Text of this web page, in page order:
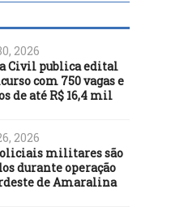
2026
Civil publica edital
com 750 vagas e
de até R$ 16,4 mil
2026
militares são
durante operação
de Amaralina